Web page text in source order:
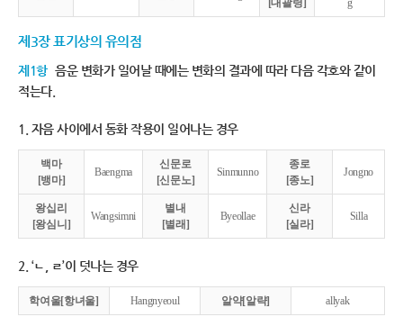
[대괄령]
g
제3장 표기상의 유의점
제1항 음운 변화가 일어날 때에는 변화의 결과에 따라 다음 각호와 같이
적는다.
1. 자음 사이에서 동화 작용이 일어나는 경우
백마
[뱅마]
Baengma
신문로
[신문노]
Sinmunno
종로
[종노]
Jongno
왕십리
[왕심니]
Wangsimni
별내
[별래]
Byeollae
신라
[실라]
Silla
2. ‘ㄴ, ㄹ’이 덧나는 경우
학여울[항녀울] Hangnyeoul 알약[알략] allyak